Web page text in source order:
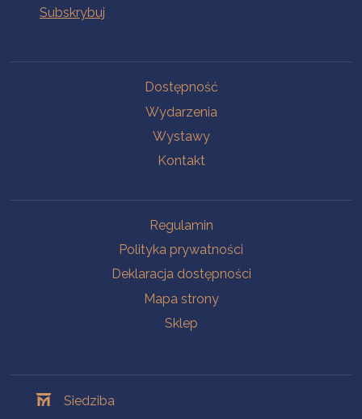
Dostępność
Wydarzenia
Wystawy
Kontakt
Regulamin
Polityka prywatności
Deklaracja dostępności
Mapa strony
Sklep
Siedziba